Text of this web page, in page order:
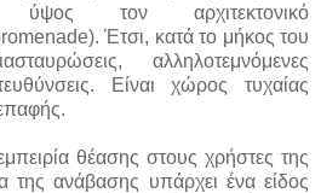
ύψος τον αρχιτεκτονικό
Έτσι, κατά το μήκος του
αλληλοτεμνόμενες
Είναι χώρος τυχαίας
θέασης στους χρήστες της
της ανάβασης υπάρχει ένα είδος